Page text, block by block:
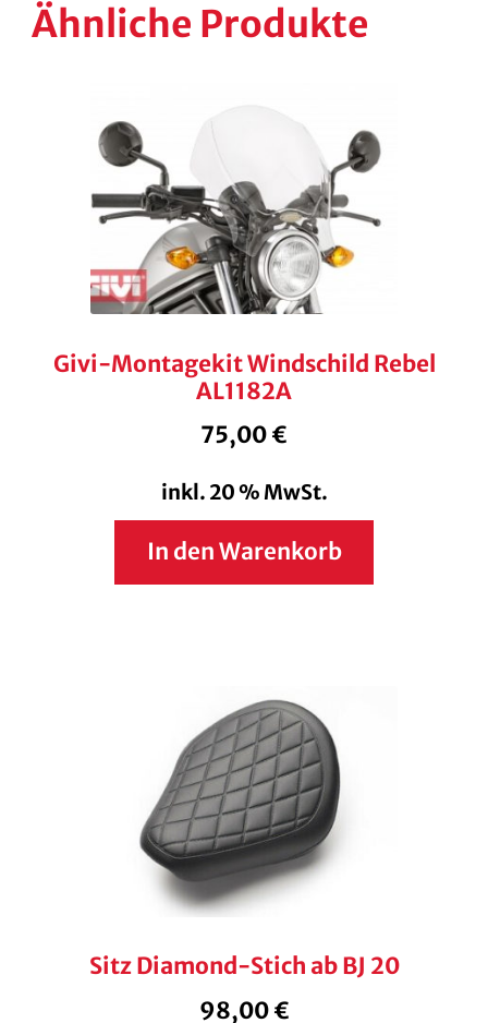
Ähnliche Produkte
Givi-Montagekit Windschild Rebel
AL1182A
75,00€
inkl. 20 % MwSt.
In den Warenkorb
Sitz Diamond-Stich ab BJ 20
98,00€